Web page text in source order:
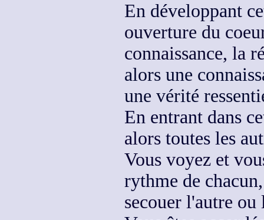
En développant
ouverture du
connaissance, la
alors une
une vérité
En entrant dans
alors toutes les
Vous voyez et
rythme de chacun
secouer l'autre